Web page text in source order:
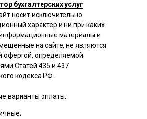
бухгалтерских услуг
носит исключительно
характер и ни при каких
материалы и
на сайте, не являются
офертой, определяемой
Статей 435 и 437
кодекса РФ.
варианты оплаты: